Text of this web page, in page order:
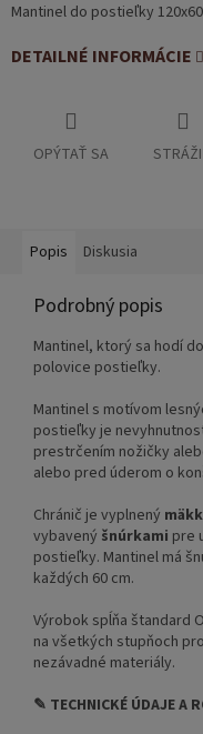
Mantinel do postieľky 120x60
DETAILNÉ INFORMÁCIE
OPÝTAŤ SA
Popis Diskusia
Podrobný popis
Mantinel, ktorý sa hodí
polovice postieľky.
Mantinel s motívom
postieľky je
prestrčením nožičky
alebo pred úderom o
Chránič je vyplnený
vybavený šnúrkami pre
postieľky. Mantinel má
každých 60 cm.
Výrobok spĺňa štandard
na všetkých stupňoch
nezávadné materiály.
✎ TECHNICKÉ ÚDAJE A